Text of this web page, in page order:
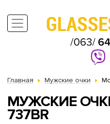
Главная Мужские очки
МУЖСКИЕ ОЧКИ
737BR